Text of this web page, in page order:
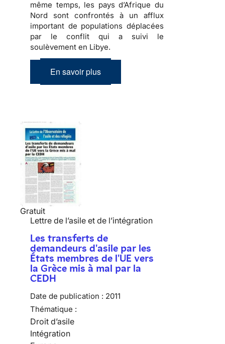
même temps, les pays d’Afrique du
Nord sont confrontés à un afflux
important de populations déplacées
par le conflit qui a suivi le
soulèvement en Libye.
En savoir plus
Gratuit
Lettre de l’asile et de l’intégration
Les transferts de
demandeurs d'asile par les
États membres de l'UE vers
la Grèce mis à mal par la
CEDH
Date de publication : 2011
Thématique :
Droit d’asile
Intégration